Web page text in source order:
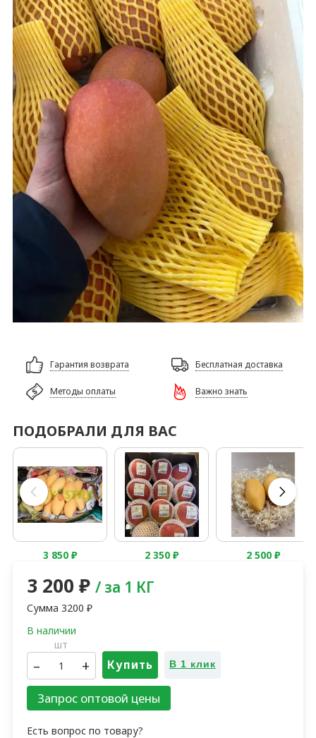
Гарантия возврата Бесплатная доставка
Методы оплаты Важно знать
ПОДОБРАЛИ ДЛЯ ВАС
3 850₽ 2 350₽ 2 500₽
3 200 ₽ / за 1 КГ
Сумма 3200 ₽
шт
– + Купить В 1 клик
Запрос оптовой цены
Есть вопрос по товару?